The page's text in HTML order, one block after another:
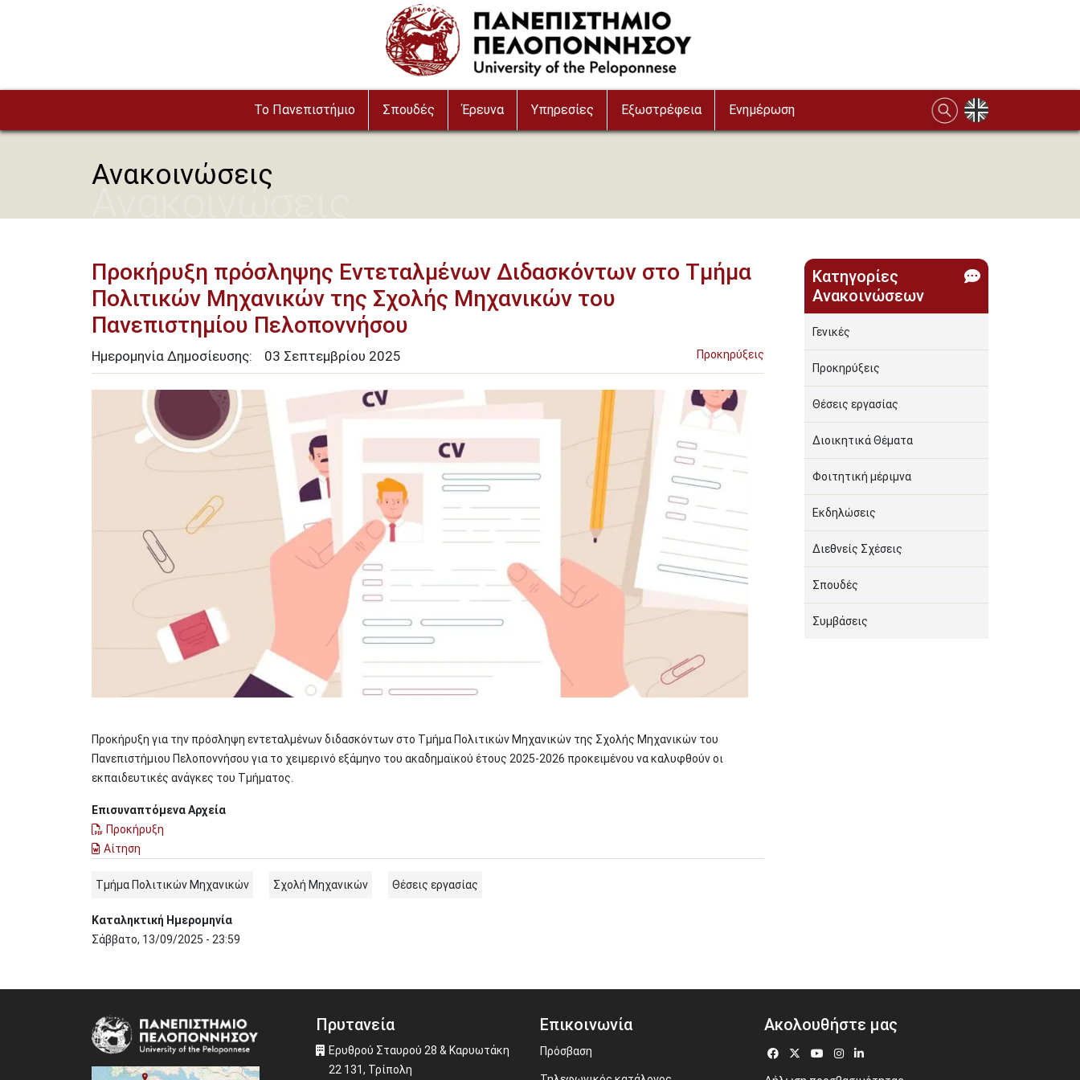
To Πανεπιστήμιο Σπουδές Έρευνα Υπηρεσίες Εξωστρέφεια Ενημέρωση
Ανακοινώσεις
Ανακοινώσεις
Προκήρυξη πρόσληψης Εντεταλμένων Διδασκόντων στο Τμήμα
Πολιτικών Μηχανικών της Σχολής Μηχανικών του
Πανεπιστημίου Πελοποννήσου
Προκηρύξεις
Ημερομηνία Δημοσίευσης: 03 Σεπτεμβρίου 2025
Προκήρυξη για την πρόσληψη εντεταλμένων διδασκόντων στο Τμήμα Πολιτικών Μηχανικών της Σχολής Μηχανικών του
Πανεπιστήμιου Πελοποννήσου για το χειμερινό εξάμηνο του ακαδημαϊκού έτους 2025-2026 προκειμένου να καλυφθούν οι
εκπαιδευτικές ανάγκες του Τμήματος.
Επισυναπτόμενα Αρχεία
Προκήρυξη
Αίτηση
Τμήμα Πολιτικών Μηχανικών Σχολή Μηχανικών Θέσεις εργασίας
Καταληκτική Ημερομηνία
Σάββατο, 13/09/2025 - 23:59
Κατηγορίες
Ανακοινώσεων
Γενικές
Προκηρύξεις
Θέσεις εργασίας
Διοικητικά Θέματα
Φοιτητική μέριμνα
Εκδηλώσεις
Διεθνείς Σχέσεις
Σπουδές
Συμβάσεις
Image Πρυτανεία
Ερυθρού Σταυρού 28 & Καρυωτάκη
22 131, Τρίπολη
Επικοινωνία
Πρόσβαση
Ακολουθήστε μας